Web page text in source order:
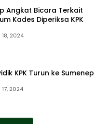
Angkat Bicara Terkait
Kades Diperiksa KPK
2024
KPK Turun ke Sumenep
2024